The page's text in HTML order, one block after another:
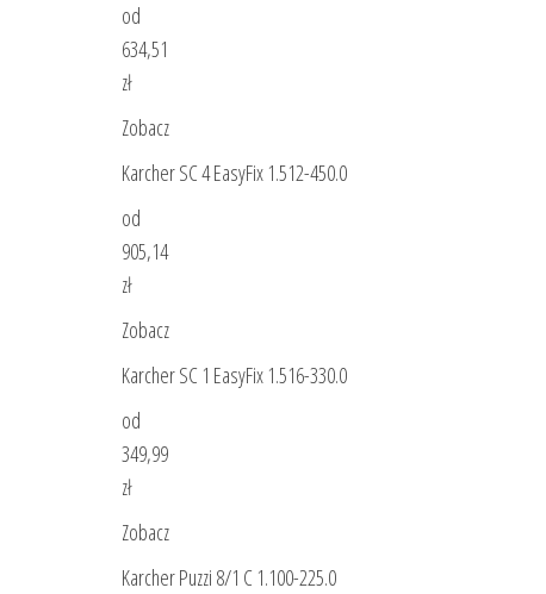
od
634,51
zł
Zobacz
Karcher SC 4 EasyFix 1.512-450.0
od
905,14
zł
Zobacz
Karcher SC 1 EasyFix 1.516-330.0
od
349,99
zł
Zobacz
Karcher Puzzi 8/1 C 1.100-225.0